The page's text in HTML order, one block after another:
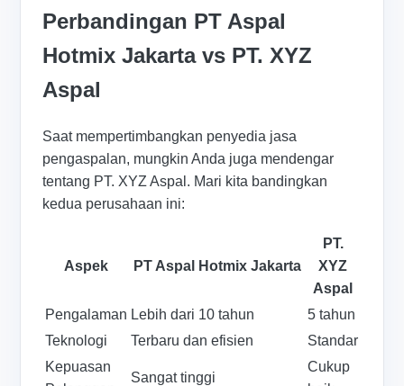
Perbandingan PT Aspal
Hotmix Jakarta vs PT. XYZ
Aspal
Saat mempertimbangkan penyedia jasa
pengaspalan, mungkin Anda juga mendengar
tentang PT. XYZ Aspal. Mari kita bandingkan
kedua perusahaan ini:
Aspek PT Aspal Hotmix Jakarta
PT.
XYZ
Aspal
Pengalaman Lebih dari 10 tahun
5 tahun
Teknologi
Terbaru dan efisien
Standar
Kepuasan
Sangat tinggi
Cukup